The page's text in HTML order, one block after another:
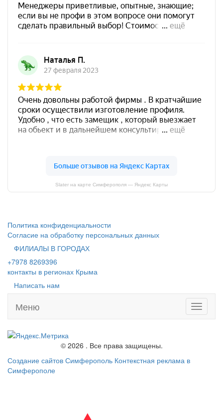
Slater на карте Симферополя — Яндекс Карты
Политика конфиденциальности
Согласие на обработку персональных данных
ФИЛИАЛЫ В ГОРОДАХ
+7978 8269396
контакты в регионах Крыма
Написать нам
Toggle
Меню
© 2026 . Все права защищены.
Создание сайтов Симферополь Контекстная реклама в
Симферополе